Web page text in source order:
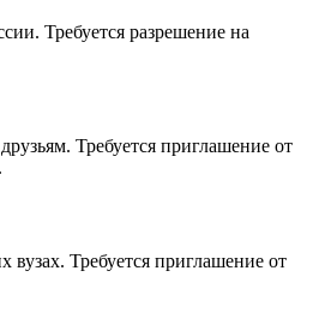
Требуется разрешение на
Требуется приглашение от
вузах. Требуется приглашение от